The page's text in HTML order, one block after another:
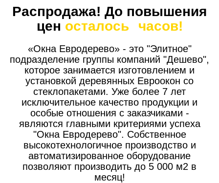
Распродажа! До повышения
цен осталось часов!
«Окна Евродерево» - это "Элитное"
подразделение группы компаний "Дешево",
которое занимается изготовлением и
установкой деревянных Евроокон со
стеклопакетами. Уже более 7 лет
исключительное качество продукции и
особые отношения с заказчиками -
являются главными критериями успеха
"Окна Евродерево". Собственное
высокотехнологичное производство и
автоматизированное оборудование
позволяют производить до 5 000 м2 в
месяц!